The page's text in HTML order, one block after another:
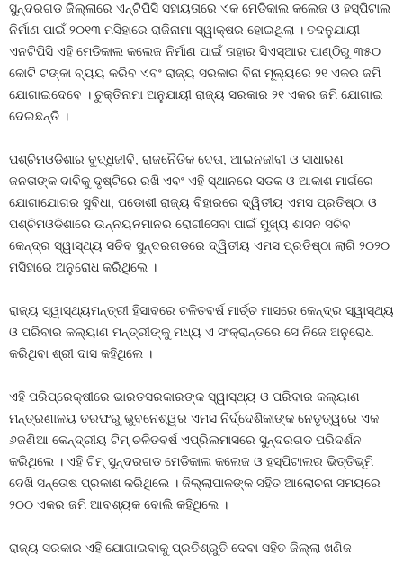
ସୁନ୍ଦରଗଡ ଜିଲ୍ଲାରେ ଏନ୍‍ଟିପିସି ସହାୟତାରେ ଏକ ମେଡିକାଲ କଲେଜ ଓ ହସ୍ପିଟାଲ
ନିର୍ମାଣ ପାଇଁ ୨୦୧୩ ମସିହାରେ ରାଜିନାମା ସ୍ୱାକ୍ଷର ହୋଇଥିଲା । ତଦନୁଯାୟୀ
ଏନଟିପିସି ଏହି ମେଡିକାଲ କଲେଜ ନିର୍ମାଣ ପାଇଁ ତାହାର ସିଏସ୍‍ଆର ପାଣ୍ଠିରୁ ୩୫୦
କୋଟି ଟଙ୍କା ବ୍ୟୟ କରିବ ଏବଂ ରାଜ୍ୟ ସରକାର ବିନା ମୂଲ୍ୟରେ ୨୧ ଏକର ଜମି
ଯୋଗାଇଦେବେ । ଚୁକ୍ତିନାମା ଅନୁଯାୟୀ ରାଜ୍ୟ ସରକାର ୨୧ ଏକର ଜମି ଯୋଗାଇ
ଦେଇଛନ୍ତି ।
ପଶ୍ଚିମଓଡିଶାର ବୁଦ୍ଧିଜୀବି, ରାଜନୈତିକ ଦେତା, ଆଇନଜୀବୀ ଓ ସାଧାରଣ
ଜନତାଙ୍କ ଦାବିକୁ ଦୃଷ୍ଟିରେ ରଖି ଏବଂ ଏହି ସ୍ଥାନରେ ସଡକ ଓ ଆକାଶ ମାର୍ଗରେ
ଯୋଗାଯୋଗର ସୁବିଧା, ପଡୋଶୀ ରାଜ୍ୟ ବିହାରରେ ଦ୍ୱିତୀୟ ଏମସ ପ୍ରତିଷ୍ଠା ଓ
ପଶ୍ଚିମଓଡିଶାରେ ଉନ୍ନୟନମାନର ରୋଗୀସେବା ପାଇଁ ମୁଖ୍ୟ ଶାସନ ସଚିବ
କେନ୍ଦ୍ର ସ୍ୱାସ୍ଥ୍ୟ ସଚିବ ସୁନ୍ଦରଗଡରେ ଦ୍ୱିତୀୟ ଏମସ ପ୍ରତିଷ୍ଠା ଲାଗି ୨୦୨୦
ମସିହାରେ ଅନୁରୋଧ କରିଥିଲେ ।
ରାଜ୍ୟ ସ୍ୱାସ୍ଥ୍ୟମନ୍ତ୍ରୀ ହିସାବରେ ଚଳିତବର୍ଷ ମାର୍ଚ୍ଚ ମାସରେ କେନ୍ଦ୍ର ସ୍ୱାସ୍ଥ୍ୟ
ଓ ପରିବାର କଲ୍ୟାଣ ମନ୍ତ୍ରୀଙ୍କୁ ମଧ୍ୟ ଏ ସଂକ୍ରାନ୍ତରେ ସେ ନିଜେ ଅନୁରୋଧ
କରିଥିବା ଶ୍ରୀ ଦାସ କହିଥିଲେ ।
ଏହି ପରିପ୍ରେକ୍ଷୀରେ ଭାରତସରକାରଙ୍କ ସ୍ୱାସ୍ଥ୍ୟ ଓ ପରିବାର କଲ୍ୟାଣ
ମନ୍ତ୍ରଣାଳୟ ତରଫରୁ ଭୁବନେଶ୍ୱର ଏମସ ନିର୍ଦ୍ଦେଶିକାଙ୍କ ନେତୃତ୍ୱରେ ଏକ
୬ଜଣିଆ କେନ୍ଦ୍ରୀୟ ଟିମ୍‍ ଚଳିତବର୍ଷ ଏପ୍ରିଲମାସରେ ସୁନ୍ଦରଗଡ ପରିଦର୍ଶନ
କରିଥିଲେ । ଏହି ଟିମ୍‍ ସୁନ୍ଦରଗଡ ମେଡିକାଲ କଲେଜ ଓ ହସ୍ପିଟାଲର ଭିତ୍ତିଭୂମି
ଦେଖି ସନ୍ତୋଷ ପ୍ରକାଶ କରିଥିଲେ । ଜିଲ୍ଲାପାଳଙ୍କ ସହିତ ଆଲୋଚନା ସମୟରେ
୨୦୦ ଏକର ଜମି ଆବଶ୍ୟକ ବୋଲି କହିଥିଲେ ।
ରାଜ୍ୟ ସରକାର ଏହି ଯୋଗାଇବାକୁ ପ୍ରତିଶ୍ରୁତି ଦେବା ସହିତ ଜିଲ୍ଲା ଖଣିଜ